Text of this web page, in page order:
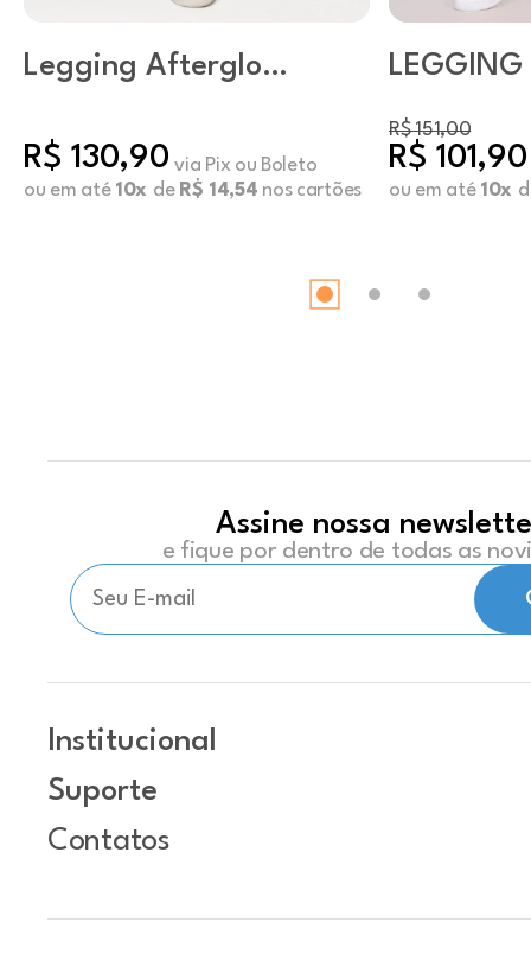
Legging Afterglow
R$ 130,90 via Pix ou Boleto
ou em até 10x de R$ 14,54 nos cartões
LEGGING
R$ 151,00
R$ 101,90
ou em até 10x
Assine nossa
e fique por dentro de todas as
Institucional
Suporte
Contatos